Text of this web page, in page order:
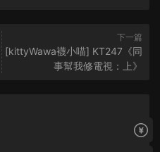
下一篇
[kittyWawa襪小喵] KT247《同
事幫我修電視：上》